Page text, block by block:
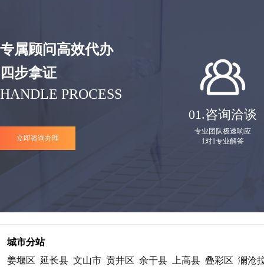
专属顾问高效代办
四步拿证
HANDLE PROCESS
立即咨询办理
01.咨询洽谈
专业团队极速响应
1对1专业解答
城市分站
姜堰区 延长县 文山市 贡井区 余干县 上高县 叠彩区 澜沧